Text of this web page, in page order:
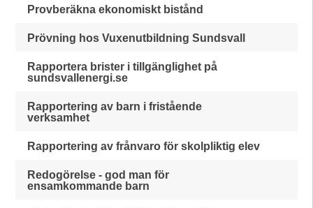
Provberäkna ekonomiskt bistånd
Prövning hos Vuxenutbildning Sundsvall
Rapportera brister i tillgänglighet på
sundsvallenergi.se
Rapportering av barn i fristående
verksamhet
Rapportering av frånvaro för skolpliktig elev
Redogörelse - god man för
ensamkommande barn